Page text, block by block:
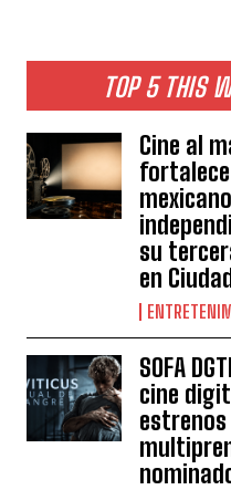
TOP 5 THIS
Cine al
mexicano
su
en
SOFA
cine
estrenos